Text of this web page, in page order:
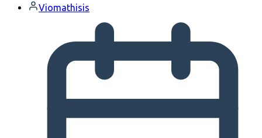
Viomathisis